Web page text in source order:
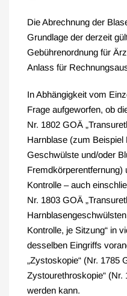
Die Abrechnung der
Grundlage der derzeit
Gebührenordnung für
Anlass für
In Abhängigkeit vom
Frage aufgeworfen, ob
Nr. 1802 GOÄ
Harnblase (zum Beispiel
Geschwülste und/oder
Fremdkörperentfernung)
Kontrolle – auch
Nr. 1803 GOÄ
Kontrolle, je Sitzung“ in
desselben Eingriffs
„Zystoskopie“ (Nr. 1785
Zystourethroskopie“
werden kann.